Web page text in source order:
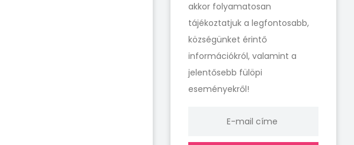
akkor folyamatosan
tájékoztatjuk a legfontosabb,
községünket érintő
információkról, valamint a
jelentősebb fülöpi
eseményekről!